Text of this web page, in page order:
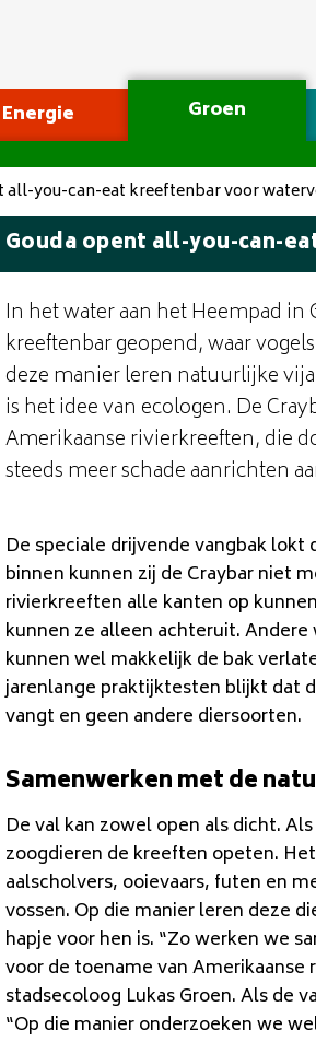
Energie Groen
all-you-can-eat kreeftenbar voor
Gouda opent all-you-can-
In het water aan het Heempad
kreeftenbar geopend, waar
deze manier leren natuurlijke
is het idee van ecologen. De
Amerikaanse rivierkreeften, die
steeds meer schade aanrichten
De speciale drijvende vangbak
binnen kunnen zij de Craybar niet
rivierkreeften alle kanten op
kunnen ze alleen achteruit.
kunnen wel makkelijk de bak
jarenlange praktijktesten blijkt dat
vangt en geen andere diersoorten.
Samenwerken met de
De val kan zowel open als dicht.
zoogdieren de kreeften opeten.
aalscholvers, ooievaars, futen en
vossen. Op die manier leren deze
hapje voor hen is. “Zo werken we
voor de toename van
stadsecoloog Lukas Groen. Als de
“Op die manier onderzoeken we